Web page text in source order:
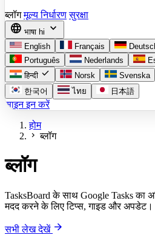
ब्लॉग मूल्य निर्धारण सुरक्षा
language भाषा hi expand_more
English Français
Português
Nederlands
हिन्दी check Norsk Svenska
한국어
ไทย 日本語
साइन इन करें
होम
chevron_right ब्लॉग
ब्लॉग
TasksBoard के साथ Google Tasks का
मदद करने के लिए टिप्स, गाइड और अपडेट।
सभी लेख देखें arrow_forward